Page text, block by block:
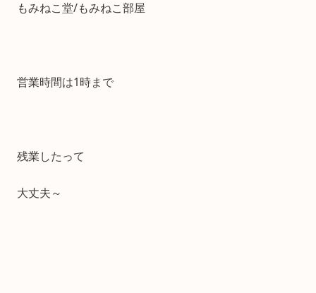
もみねこ堂/もみねこ部屋
営業時間は1時まで
残業したって
大丈夫～